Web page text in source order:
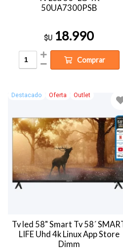
50UA7300PSB
$U 18.990
Comprar
Destacado Oferta Outlet
Tv led 58" Smart Tv 58´
LIFE Uhd 4k Linux App Store
Dimm